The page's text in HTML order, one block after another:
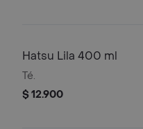
Hatsu Lila 400 ml
Té.
$ 12.900